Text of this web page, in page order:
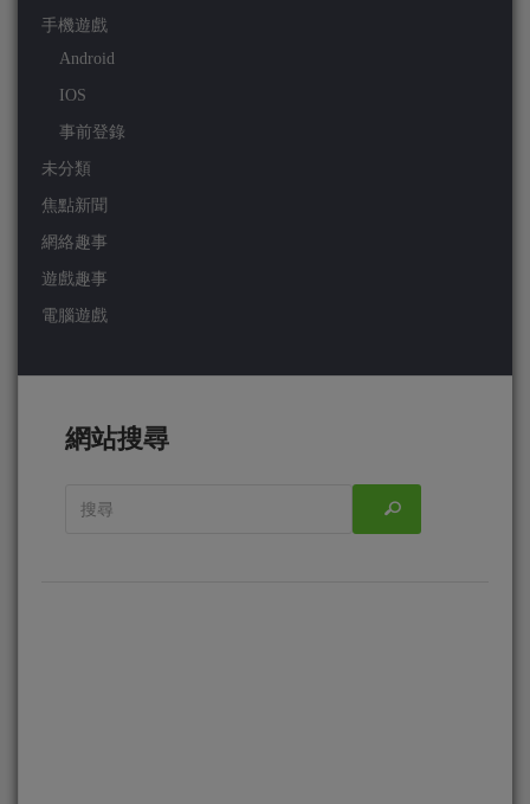
手機遊戲
Android
IOS
事前登錄
未分類
焦點新聞
網絡趣事
遊戲趣事
電腦遊戲
網站搜尋